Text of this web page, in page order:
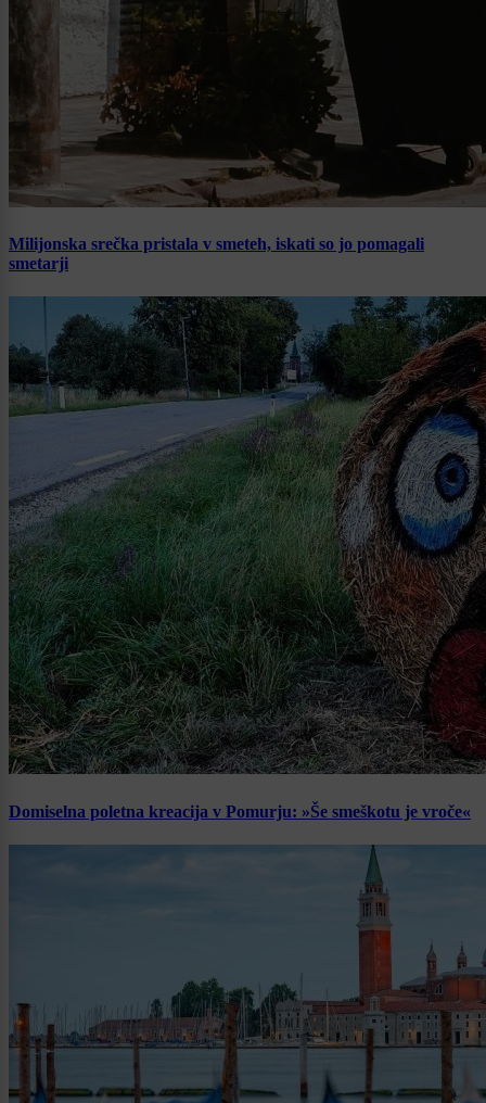
Milijonska srečka pristala v smeteh, iskati so jo pomagali
smetarji
Domiselna poletna kreacija v Pomurju: »Še smeškotu je vroče«